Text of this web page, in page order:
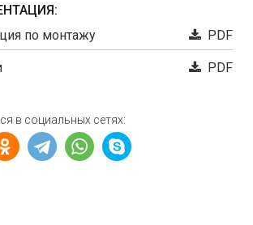
по монтажу
PDF
PDF
в социальных сетях: